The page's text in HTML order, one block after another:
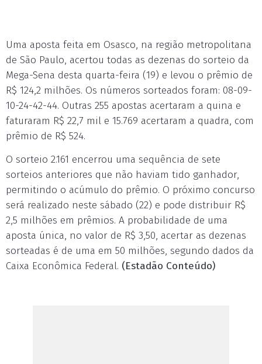
Uma aposta feita em Osasco, na região metropolitana
de São Paulo, acertou todas as dezenas do sorteio da
Mega-Sena desta quarta-feira (19) e levou o prêmio de
R$ 124,2 milhões. Os números sorteados foram: 08-09-
10-24-42-44. Outras 255 apostas acertaram a quina e
faturaram R$ 22,7 mil e 15.769 acertaram a quadra, com
prêmio de R$ 524.
O sorteio 2.161 encerrou uma sequência de sete
sorteios anteriores que não haviam tido ganhador,
permitindo o acúmulo do prêmio. O próximo concurso
será realizado neste sábado (22) e pode distribuir R$
2,5 milhões em prêmios. A probabilidade de uma
aposta única, no valor de R$ 3,50, acertar as dezenas
sorteadas é de uma em 50 milhões, segundo dados da
Caixa Econômica Federal. (Estadão Conteúdo)